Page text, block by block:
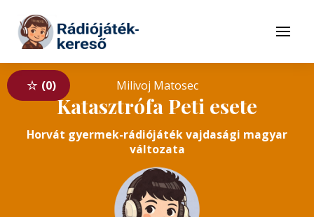
Tovább a tartalomhoz
Menü
0 Milivoj Matosec
Katasztrófa Peti esete
Horvát gyermek-rádiójáték vajdasági magyar
változata